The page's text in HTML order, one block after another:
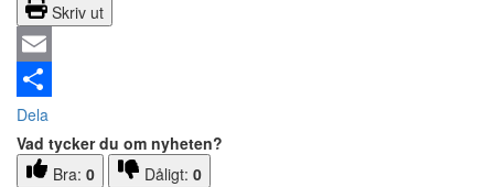
Skriv ut
Email
Dela
Vad tycker du om nyheten?
Bra: 0 Dåligt: 0